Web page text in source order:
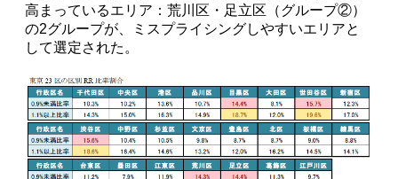
高まっているエリア：荒川区・足立区（グループ②）
の2グループが、ミスプライシングしやすいエリアと
して選定された。